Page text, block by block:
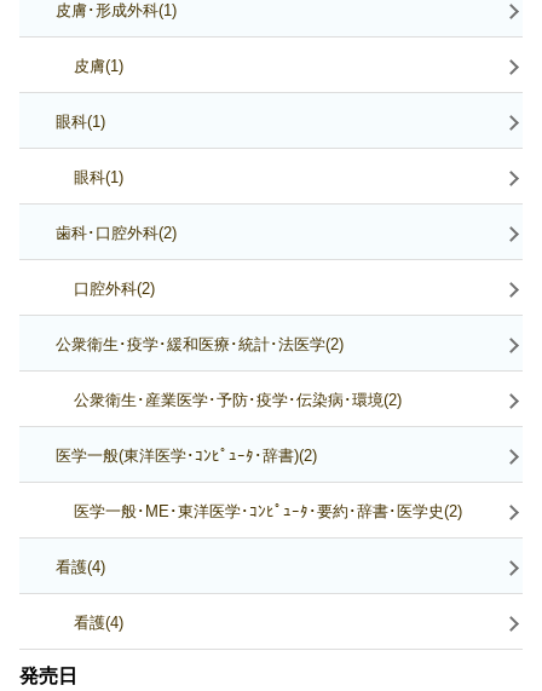
皮膚･形成外科(1)
皮膚(1)
眼科(1)
眼科(1)
歯科･口腔外科(2)
口腔外科(2)
公衆衛生･疫学･緩和医療･統計･法医学(2)
公衆衛生･産業医学･予防･疫学･伝染病･環境(2)
医学一般(東洋医学･ｺﾝﾋﾟｭｰﾀ･辞書)(2)
医学一般･ME･東洋医学･ｺﾝﾋﾟｭｰﾀ･要約･辞書･医学史(2)
看護(4)
看護(4)
発売日